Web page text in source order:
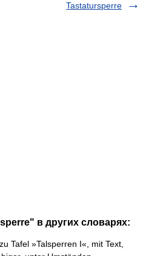
Tastatursperre
в других словарях:
Tafel »Talsperren I«, mit Text,